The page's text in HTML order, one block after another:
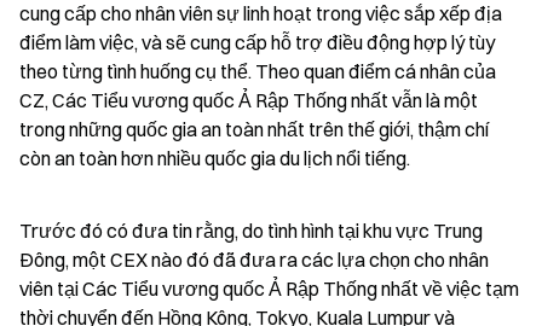
cung cấp cho nhân viên sự linh hoạt trong việc sắp xếp địa
điểm làm việc, và sẽ cung cấp hỗ trợ điều động hợp lý tùy
theo từng tình huống cụ thể. Theo quan điểm cá nhân của
CZ, Các Tiểu vương quốc Ả Rập Thống nhất vẫn là một
trong những quốc gia an toàn nhất trên thế giới, thậm chí
còn an toàn hơn nhiều quốc gia du lịch nổi tiếng.
Trước đó có đưa tin rằng, do tình hình tại khu vực Trung
Đông, một CEX nào đó đã đưa ra các lựa chọn cho nhân
viên tại Các Tiểu vương quốc Ả Rập Thống nhất về việc tạm
thời chuyển đến Hồng Kông, Tokyo, Kuala Lumpur và